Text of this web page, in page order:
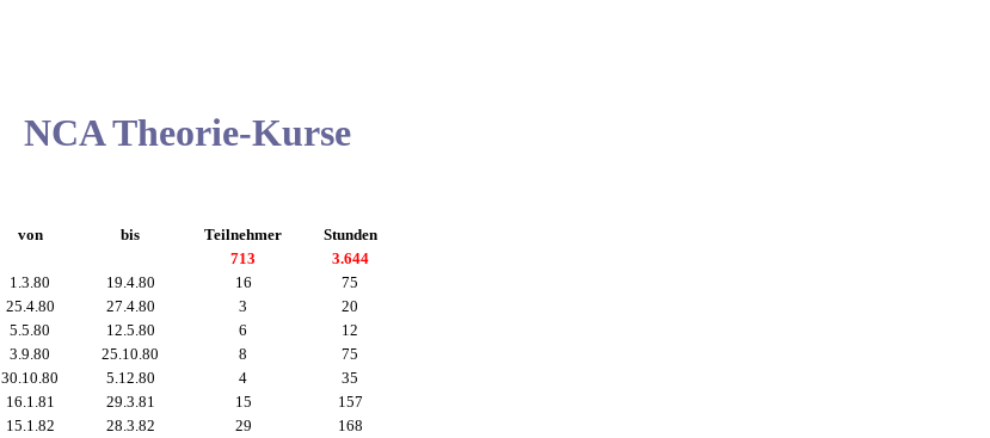
NCA Theorie-Kurse
von bis Teilnehmer Stunden
713
3.644
1.3.80 19.4.80 16
75
25.4.80 27.4.80 3
20
5.5.80 12.5.80 6
12
3.9.80 25.10.80 8
75
30.10.80 5.12.80 4
35
16.1.81 29.3.81 15
157
15.1.82 28.3.82 29
168